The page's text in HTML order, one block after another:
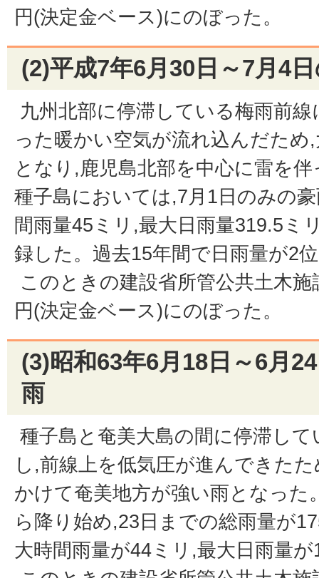
円(決定金ベース)にのぼった。
(2)平成7年6月30日～7月4
九州北部に停滞している梅雨前
った暖かい空気が流れ込んだため
となり,鹿児島北部を中心に雷を
種子島においては,7月1日のみの
間雨量45ミリ,最大日雨量319.5ミ
録した。過去15年間で日雨量が2
このときの建設省所管公共土木
円(決定金ベース)にのぼった。
(3)昭和63年6月18日～6月
雨
種子島と奄美大島の間に停滞し
し,前線上を低気圧が進んできた
かけて奄美地方が強い雨となった
ら降り始め,23日までの総雨量が
大時間雨量が44ミリ,最大日雨量